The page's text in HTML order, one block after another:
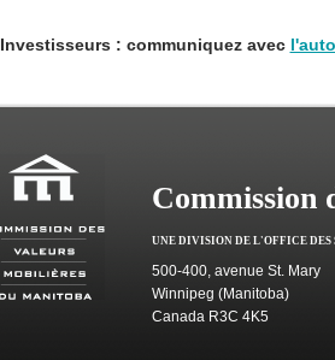
Investisseurs : communiquez avec
Commission
UNE DIVISION DE L'OFFICE
500-400, avenue St. Mary
Winnipeg (Manitoba)
Canada R3C 4K5